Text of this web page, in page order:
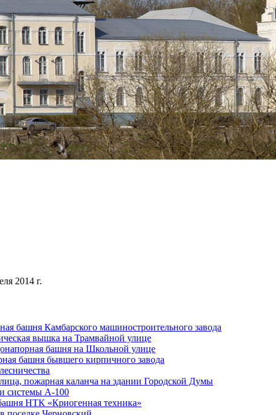
2014 г.
башня Камбарского машиностроительного завода
вышка на Трамвайной улице
башня на Школьной улице
башня бывшего кирпичного завода
пожарная каланча на здании Городской Думы
системы А-100
НТК «Криогенная техника»